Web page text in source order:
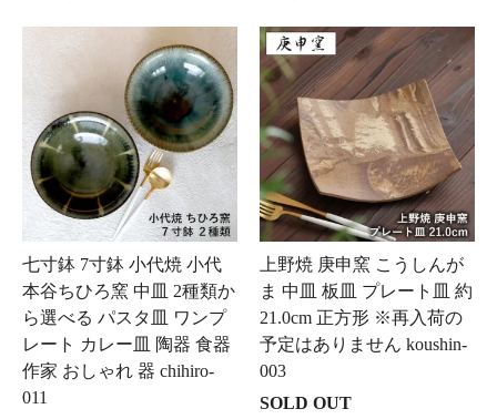
七寸鉢 7寸鉢 小代焼 小代
本谷ちひろ窯 中皿 2種類か
ら選べる パスタ皿 ワンプ
レート カレー皿 陶器 食器
作家 おしゃれ 器 chihiro-
011
上野焼 庚申窯 こうしんが
ま 中皿 板皿 プレート皿 約
21.0cm 正方形 ※再入荷の
予定はありません koushin-
003
SOLD OUT